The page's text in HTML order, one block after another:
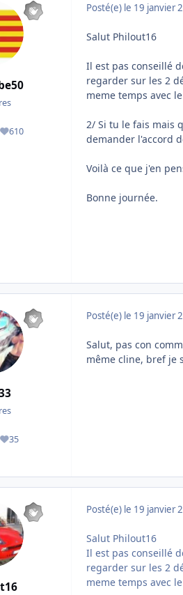
610
Réputation
Posté(e) le 19 janvier
Salut Philout16
Il est pas conseillé
regarder sur les 2
meme temps avec
2/ Si tu le fais mais
demander l'accord
Voilà ce que j'en
Bonne journée.
35
Réputation
Posté(e) le 19 janvier
Salut, pas con
même cline, bref je
Posté(e) le 19 janvier
Salut Philout16
Il est pas conseillé
regarder sur les 2
meme temps avec